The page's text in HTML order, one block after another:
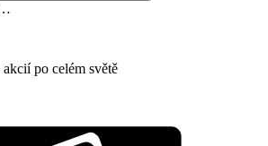
po celém světě